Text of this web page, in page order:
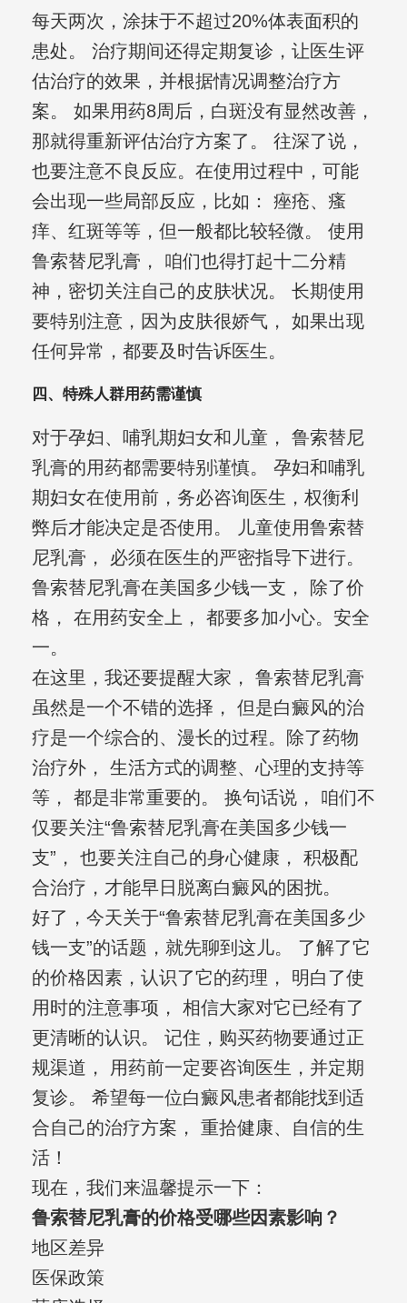
每天两次，涂抹于不超过20%体表面积的
患处。 治疗期间还得定期复诊，让医生评
估治疗的效果，并根据情况调整治疗方
案。 如果用药8周后，白斑没有显然改善，
那就得重新评估治疗方案了。 往深了说，
也要注意不良反应。在使用过程中，可能
会出现一些局部反应，比如： 痤疮、瘙
痒、红斑等等，但一般都比较轻微。 使用
鲁索替尼乳膏， 咱们也得打起十二分精
神，密切关注自己的皮肤状况。 长期使用
要特别注意，因为皮肤很娇气， 如果出现
任何异常，都要及时告诉医生。
四、特殊人群用药需谨慎
对于孕妇、哺乳期妇女和儿童， 鲁索替尼
乳膏的用药都需要特别谨慎。 孕妇和哺乳
期妇女在使用前，务必咨询医生，权衡利
弊后才能决定是否使用。 儿童使用鲁索替
尼乳膏， 必须在医生的严密指导下进行。
鲁索替尼乳膏在美国多少钱一支， 除了价
格， 在用药安全上， 都要多加小心。安全
一。
在这里，我还要提醒大家， 鲁索替尼乳膏
虽然是一个不错的选择， 但是白癜风的治
疗是一个综合的、漫长的过程。除了药物
治疗外， 生活方式的调整、心理的支持等
等， 都是非常重要的。 换句话说， 咱们不
仅要关注“鲁索替尼乳膏在美国多少钱一
支”， 也要关注自己的身心健康， 积极配
合治疗，才能早日脱离白癜风的困扰。
好了，今天关于“鲁索替尼乳膏在美国多少
钱一支”的话题，就先聊到这儿。 了解了它
的价格因素，认识了它的药理， 明白了使
用时的注意事项， 相信大家对它已经有了
更清晰的认识。 记住，购买药物要通过正
规渠道， 用药前一定要咨询医生，并定期
复诊。 希望每一位白癜风患者都能找到适
合自己的治疗方案， 重拾健康、自信的生
活！
现在，我们来温馨提示一下：
鲁索替尼乳膏的价格受哪些因素影响？
地区差异
医保政策